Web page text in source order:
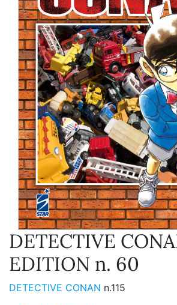
DETECTIVE
EDITION n. 60
DETECTIVE CONAN n.115